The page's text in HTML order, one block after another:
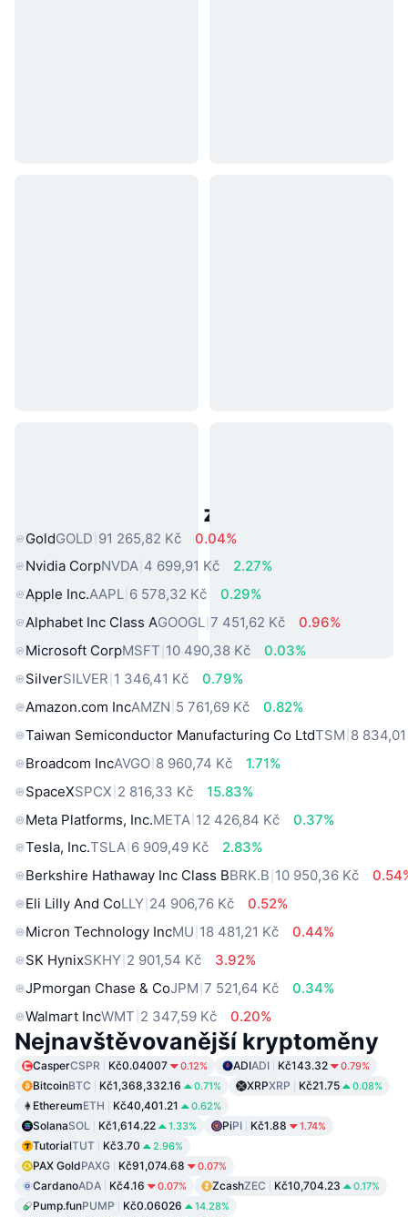
Populární aktiva z reálného světa
GoldGOLD 91 265,82 Kč
0.04%
Nvidia CorpNVDA 4 699,91 Kč
2.27%
Apple Inc.AAPL 6 578,32 Kč
0.29%
Alphabet Inc Class AGOOGL 7 451,62 Kč
0.96%
Microsoft CorpMSFT 10 490,38 Kč
0.03%
SilverSILVER 1 346,41 Kč
0.79%
Amazon.com IncAMZN 5 761,69 Kč
0.82%
Taiwan Semiconductor Manufacturing Co LtdTSM 8
Broadcom IncAVGO 8 960,74 Kč
1.71%
SpaceXSPCX 2 816,33 Kč
15.83%
Meta Platforms, Inc.META 12 426,84 Kč
0.37%
Tesla, Inc.TSLA 6 909,49 Kč
2.83%
Berkshire Hathaway Inc Class BBRK.B 10 950,36 Kč
Eli Lilly And CoLLY 24 906,76 Kč
0.52%
Micron Technology IncMU 18 481,21 Kč
0.44%
SK HynixSKHY 2 901,54 Kč
3.92%
JPmorgan Chase & CoJPM 7 521,64 Kč
0.34%
Walmart IncWMT 2 347,59 Kč 0.20%
Nejnavštěvovanější kryptoměny
CasperCSPR Kč0.04007 0.12% ADIADI Kč143.32 0.79%
BitcoinBTC Kč1,368,332.16 0.71% XRPXRP Kč21.75 0.08%
EthereumETH Kč40,401.21 0.62%
SolanaSOL Kč1,614.22 1.33% PiPI Kč1.88 1.74%
TutorialTUT Kč3.70 2.96%
PAX GoldPAXG Kč91,074.68 0.07%
CardanoADA Kč4.16 0.07% ZcashZEC Kč10,704.23 0.17%
Pump.funPUMP Kč0.06026 14.28%